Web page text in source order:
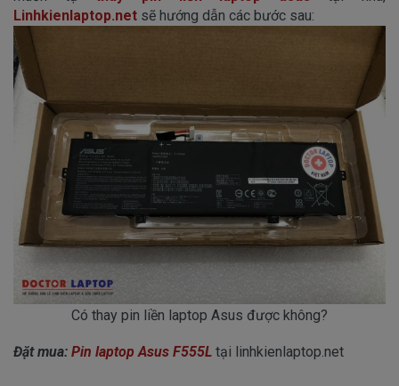
Linhkienlaptop.net sẽ hướng dẫn các bước sau:
Có thay pin liền laptop Asus được không?
Đặt mua: Pin laptop Asus F555L tại linhkienlaptop.net